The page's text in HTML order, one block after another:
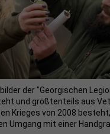
der "Georgischen
und größtenteils aus
Krieges von 2008
Umgang mit einer